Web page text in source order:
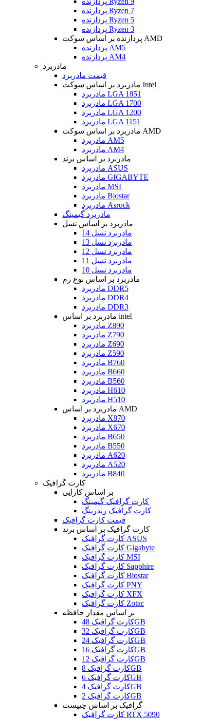
پردازنده Ryzen 7
پردازنده Ryzen 5
پردازنده Ryzen 3
پردازنده بر اساس سوکت AMD
پردازنده AM5
پردازنده AM4
مادربرد
قیمت مادربرد
مادربرد بر اساس سوکت Intel
مادربرد LGA 1851
مادربرد LGA 1700
مادربرد LGA 1200
مادربرد LGA 1151
مادربرد بر اساس سوکت AMD
مادربرد AM5
مادربرد AM4
مادربرد بر اساس برند
مادربرد ASUS
مادربرد GIGABYTE
مادربرد MSI
مادربرد Biostar
مادربرد Asrock
مادربرد گیمینگ
مادربرد بر اساس نسل
مادربرد نسل 14
مادربرد نسل 13
مادربرد نسل 12
مادربرد نسل 11
مادربرد نسل 10
مادربرد بر اساس نوع رم
مادربرد DDR5
مادربرد DDR4
مادربرد DDR3
مادربرد بر اساس intel
مادربرد Z890
مادربرد Z790
مادربرد Z690
مادربرد Z590
مادربرد B760
مادربرد B660
مادربرد B560
مادربرد H610
مادربرد H510
مادربرد بر اساس AMD
مادربرد X870
مادربرد X670
مادربرد B650
مادربرد B550
مادربرد A620
مادربرد A520
مادربرد B840
کارت گرافیک
بر اساس کارایی
کارت گرافیک گیمینگ
کارت گرافیک رندرینگ
قیمت کارت گرافیک
کارت گرافیک بر اساس برند
کارت گرافیک ASUS
کارت گرافیک Gigabyte
کارت گرافیک MSI
کارت گرافیک Sapphire
کارت گرافیک Biostar
کارت گرافیک PNY
کارت گرافیک XFX
کارت گرافیک Zotac
بر اساس مقدار حافظه
کارت گرافیک 48GB
کارت گرافیک 32GB
کارت گرافیک 24GB
کارت گرافیک 16GB
کارت گرافیک 12GB
کارت گرافیک 8GB
کارت گرافیک 6GB
کارت گرافیک 4GB
کارت گرافیک 2GB
گرافیک بر اساس چیپست
کارت گرافیک RTX 5090